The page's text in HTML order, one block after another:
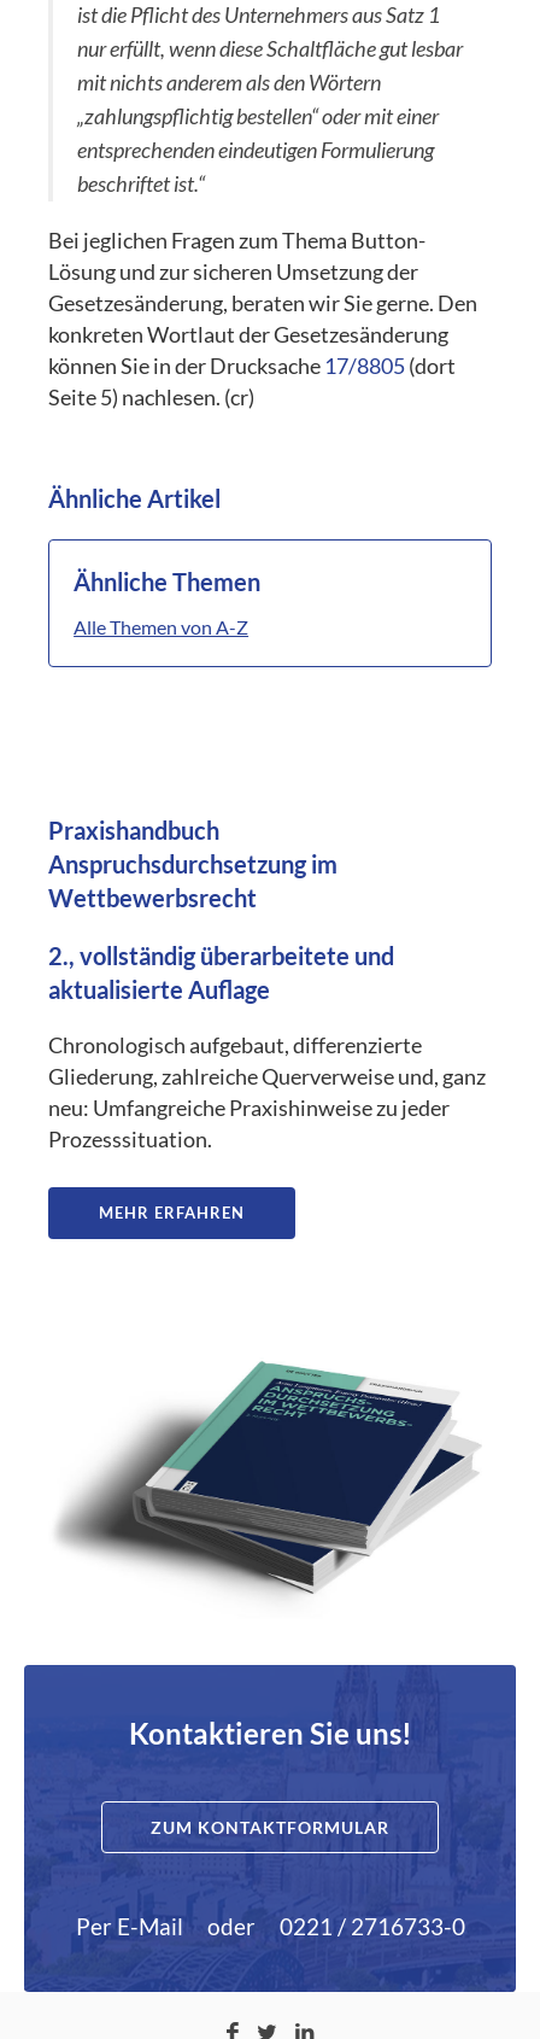
ist die Pflicht des Unternehmers aus Satz 1
nur erfüllt, wenn diese Schaltfläche gut lesbar
mit nichts anderem als den Wörtern
„zahlungspflichtig bestellen“ oder mit einer
entsprechenden eindeutigen Formulierung
beschriftet ist.“
Bei jeglichen Fragen zum Thema Button-
Lösung und zur sicheren Umsetzung der
Gesetzesänderung, beraten wir Sie gerne. Den
konkreten Wortlaut der Gesetzesänderung
können Sie in der Drucksache 17/8805(dort
Seite 5) nachlesen. (cr)
Ähnliche Artikel
Ähnliche Themen
Alle Themen von A-Z
Praxishandbuch
Anspruchsdurchsetzung im
Wettbewerbsrecht
2., vollständig überarbeitete und
aktualisierte Auflage
Chronologisch aufgebaut, differenzierte
Gliederung, zahlreiche Querverweise und, ganz
neu: Umfangreiche Praxishinweise zu jeder
Prozesssituation.
MEHR ERFAHREN
Kontaktieren Sie uns!
ZUM KONTAKTFORMULAR
Per E-Mail oder 0221 / 2716733-0